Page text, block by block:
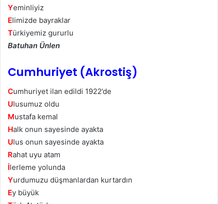
Yeminliyiz
Elimizde bayraklar
Türkiyemiz gururlu
Batuhan Ünlen
Cumhuriyet (Akrostiş)
Cumhuriyet ilan edildi 1922’de
Ulusumuz oldu
Mustafa kemal
Halk onun sayesinde ayakta
Ulus onun sayesinde ayakta
Rahat uyu atam
İlerleme yolunda
Yurdumuzu düşmanlardan kurtardın
Ey büyük